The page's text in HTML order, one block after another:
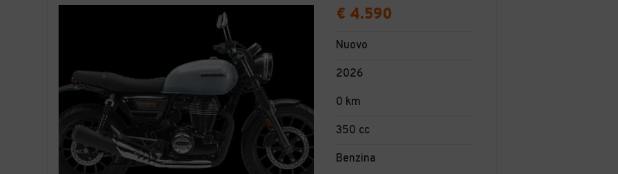
€ 4.590
Nuovo
2026
0 km
350 cc
Benzina